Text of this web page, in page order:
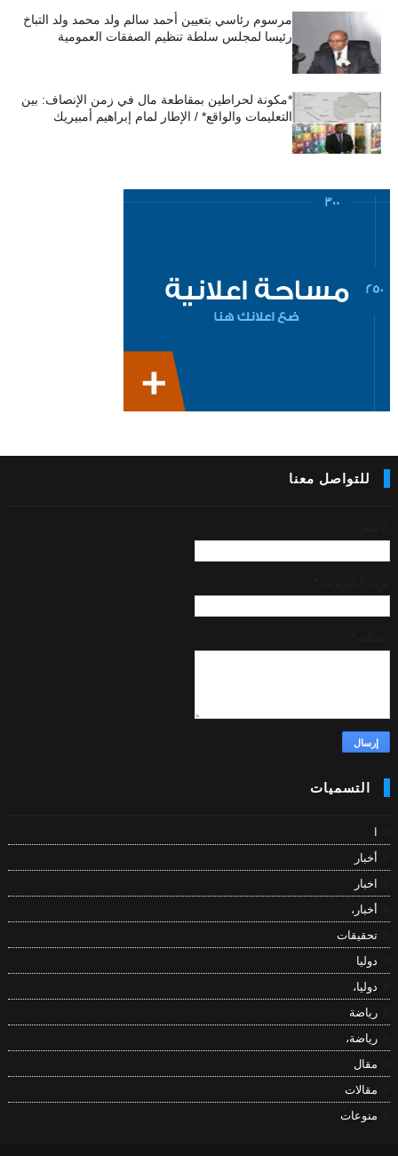
مرسوم رئاسي بتعيين أحمد سالم ولد محمد ولد التباخ
رئيسا لمجلس سلطة تنظيم الصفقات العمومية
*مكونة لحراطين بمقاطعة مال في زمن الإنصاف: بين
التعليمات والواقع* / الإطار لمام إبراهيم أمبيريك
للتواصل معنا
التسميات
أخبار
اخبار
أخبار،
تحقيقات
دوليا
دوليا،
رياضة
رياضة،
مقال
مقالات
منوعات